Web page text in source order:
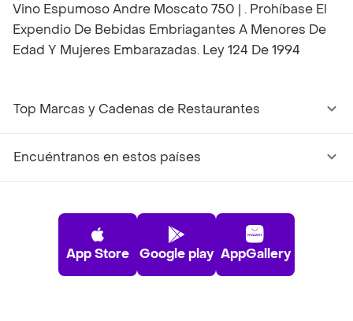
Vino Espumoso Andre Moscato 750 | . Prohíbase El
Expendio De Bebidas Embriagantes A Menores De
Edad Y Mujeres Embarazadas. Ley 124 De 1994
Top Marcas y Cadenas de Restaurantes
Encuéntranos en estos países
App Store Google play AppGallery